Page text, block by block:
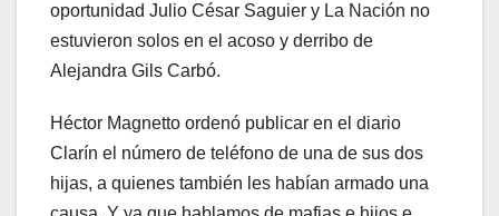
oportunidad Julio César Saguier y La Nación no
estuvieron solos en el acoso y derribo de
Alejandra Gils Carbó.
Héctor Magnetto ordenó publicar en el diario
Clarín el número de teléfono de una de sus dos
hijas, a quienes también les habían armado una